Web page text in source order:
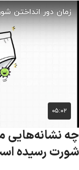
چه نشانه‌هایی
شورت رسیده